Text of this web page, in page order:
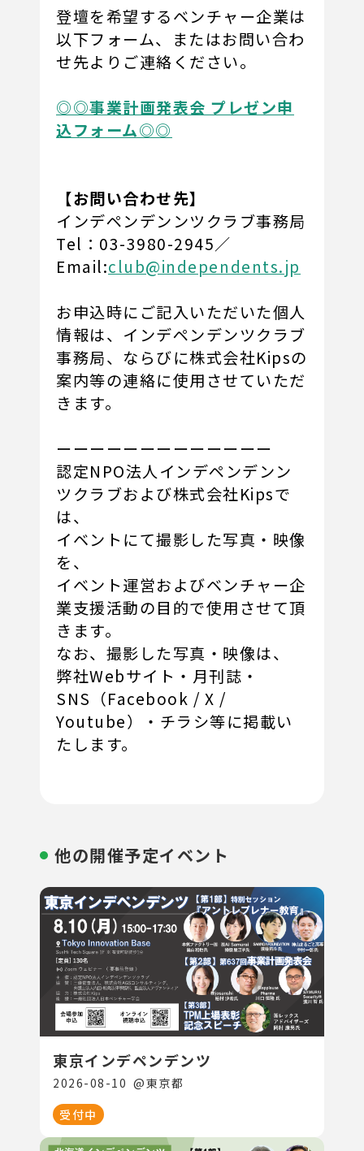
登壇を希望するベンチャー企業は
以下フォーム、またはお問い合わ
せ先よりご連絡ください。
◎◎事業計画発表会 プレゼン申
込フォーム◎◎
【お問い合わせ先】
インデペンデンンツクラブ事務局
Tel：03-3980-2945／
Email:club@independents.jp
お申込時にご記入いただいた個人
情報は、インデペンデンツクラブ
事務局、ならびに株式会社Kipsの
案内等の連絡に使用させていただ
きます。
ーーーーーーーーーーーーー
認定NPO法人インデペンデンン
ツクラブおよび株式会社Kipsで
は、
イベントにて撮影した写真・映像
を、
イベント運営およびベンチャー企
業支援活動の目的で使用させて頂
きます。
なお、撮影した写真・映像は、
弊社Webサイト・月刊誌・
SNS（Facebook / X /
Youtube）・チラシ等に掲載い
たします。
他の開催予定イベント
東京インデペンデンツ
2026-08-10 @東京都
受付中